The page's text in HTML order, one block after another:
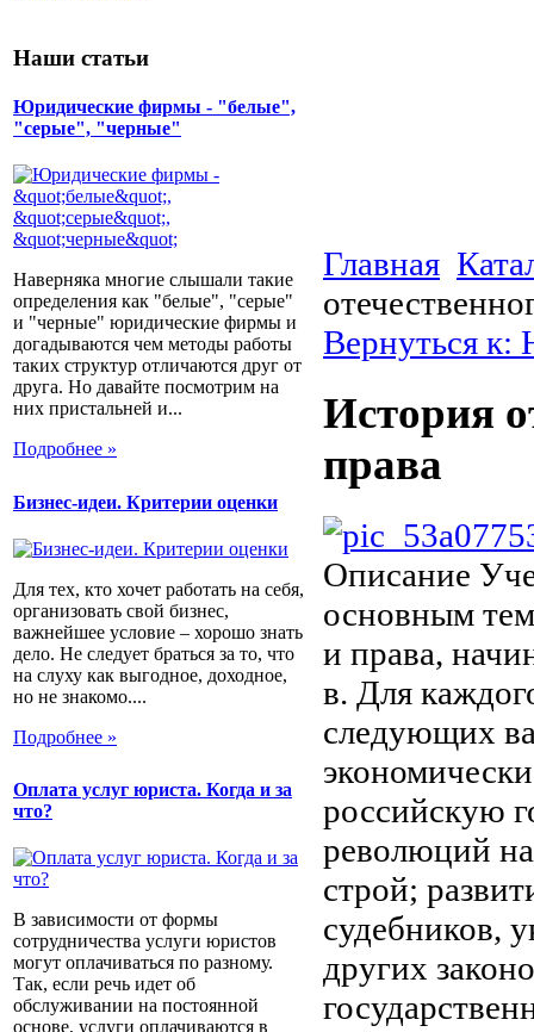
Наши статьи
Юридические фирмы - "белые",
"серые", "черные"
Наверняка многие слышали такие
определения как "белые", "серые"
и "черные" юридические фирмы и
догадываются чем методы работы
таких структур отличаются друг от
друга. Но давайте посмотрим на
них пристальней и...
Подробнее »
Бизнес-идеи. Критерии оценки
Для тех, кто хочет работать на себя,
организовать свой бизнес,
важнейшее условие – хорошо знать
дело. Не следует браться за то, что
на слуху как выгодное, доходное,
но не знакомо....
Подробнее »
Оплата услуг юриста. Когда и за
что?
В зависимости от формы
сотрудничества услуги юристов
могут оплачиваться по разному.
Так, если речь идет об
обслуживании на постоянной
основе, услуги оплачиваются в
Главная
Вернуться к:
История
права
Описание
основным
и права,
в. Для
следующих
российскую
революций
строй;
судебников,
других